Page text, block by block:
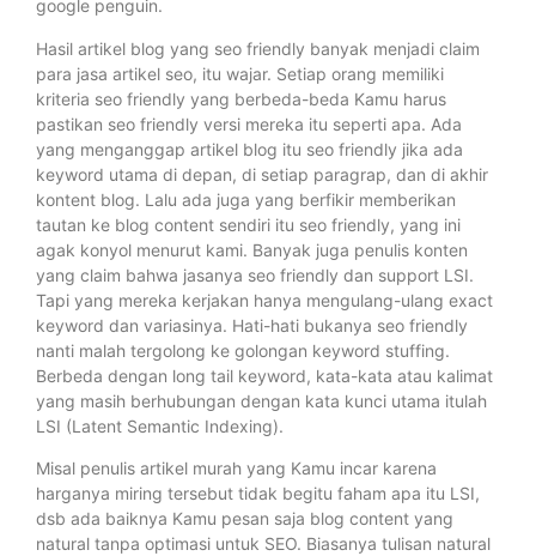
google penguin.
Hasil artikel blog yang seo friendly banyak menjadi claim
para jasa artikel seo, itu wajar. Setiap orang memiliki
kriteria seo friendly yang berbeda-beda Kamu harus
pastikan seo friendly versi mereka itu seperti apa. Ada
yang menganggap artikel blog itu seo friendly jika ada
keyword utama di depan, di setiap paragrap, dan di akhir
kontent blog. Lalu ada juga yang berfikir memberikan
tautan ke blog content sendiri itu seo friendly, yang ini
agak konyol menurut kami. Banyak juga penulis konten
yang claim bahwa jasanya seo friendly dan support LSI.
Tapi yang mereka kerjakan hanya mengulang-ulang exact
keyword dan variasinya. Hati-hati bukanya seo friendly
nanti malah tergolong ke golongan keyword stuffing.
Berbeda dengan long tail keyword, kata-kata atau kalimat
yang masih berhubungan dengan kata kunci utama itulah
LSI (Latent Semantic Indexing).
Misal penulis artikel murah yang Kamu incar karena
harganya miring tersebut tidak begitu faham apa itu LSI,
dsb ada baiknya Kamu pesan saja blog content yang
natural tanpa optimasi untuk SEO. Biasanya tulisan natural